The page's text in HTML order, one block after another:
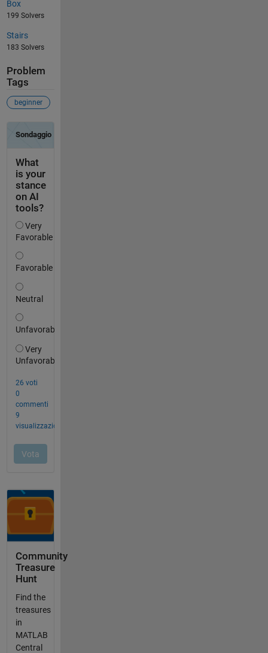
Box
199 Solvers
Stairs
183 Solvers
Problem
Tags
beginner
Community
Treasure
Hunt
Find the
treasures
in
MATLAB
Central